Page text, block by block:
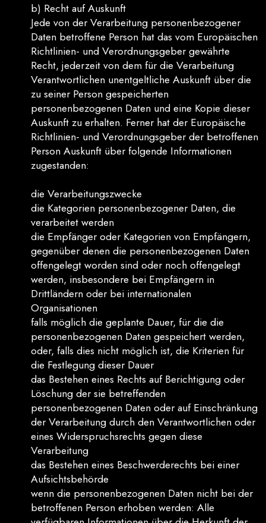
b) Recht auf Auskunft
Jede von der Verarbeitung personenbezogener
Daten betroffene Person hat das vom Europäischen
Richtlinien- und Verordnungsgeber gewährte
Recht, jederzeit von dem für die Verarbeitung
Verantwortlichen unentgeltliche Auskunft über die
zu seiner Person gespeicherten
personenbezogenen Daten und eine Kopie dieser
Auskunft zu erhalten. Ferner hat der Europäische
Richtlinien- und Verordnungsgeber der betroffenen
Person Auskunft über folgende Informationen
zugestanden:
die Verarbeitungszwecke
die Kategorien personenbezogener Daten, die
verarbeitet werden
die Empfänger oder Kategorien von Empfängern,
gegenüber denen die personenbezogenen Daten
offengelegt worden sind oder noch offengelegt
werden, insbesondere bei Empfängern in
Drittländern oder bei internationalen
Organisationen
falls möglich die geplante Dauer, für die die
personenbezogenen Daten gespeichert werden,
oder, falls dies nicht möglich ist, die Kriterien für
die Festlegung dieser Dauer
das Bestehen eines Rechts auf Berichtigung oder
Löschung der sie betreffenden
personenbezogenen Daten oder auf Einschränkung
der Verarbeitung durch den Verantwortlichen oder
eines Widerspruchsrechts gegen diese
Verarbeitung
das Bestehen eines Beschwerderechts bei einer
Aufsichtsbehörde
wenn die personenbezogenen Daten nicht bei der
betroffenen Person erhoben werden: Alle